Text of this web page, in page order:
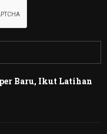
Baru, Ikut Latihan